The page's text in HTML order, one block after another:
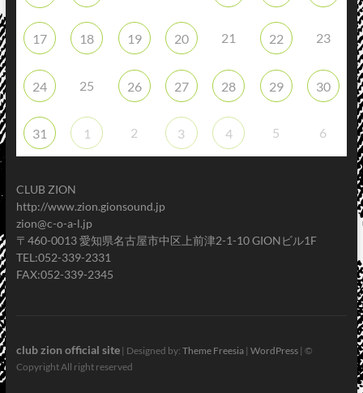
17 18 19 20 21 22 23
24 25 26 27 28 29 30
31 1 2 3 4 5 6
CLUB ZION
http://www.zion.gionsound.jp
zion@c-o-a-l.jp
〒460-0013 愛知県名古屋市中区上前津2-1-10 GIONビル1F
TEL:052-339-2331
FAX:052-339-2345
club zion official site| Designed by: Theme Freesia| WordPress| ©
Copyright All right reserved